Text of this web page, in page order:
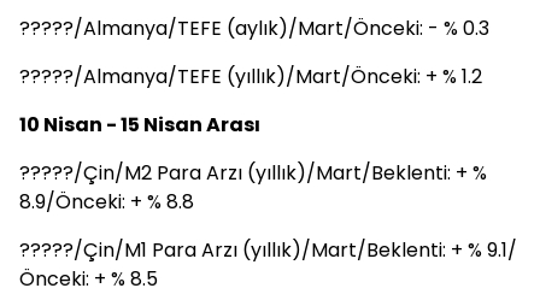
?????/Almanya/TEFE (aylık)/Mart/Önceki: - % 0.3
?????/Almanya/TEFE (yıllık)/Mart/Önceki: + % 1.2
10 Nisan - 15 Nisan Arası
?????/Çin/M2 Para Arzı (yıllık)/Mart/Beklenti: + %
8.9/Önceki: + % 8.8
?????/Çin/M1 Para Arzı (yıllık)/Mart/Beklenti: + % 9.1/
Önceki: + % 8.5